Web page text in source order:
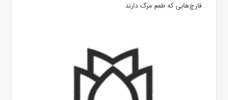
قارچ‌هایی که طعم مرگ دارند